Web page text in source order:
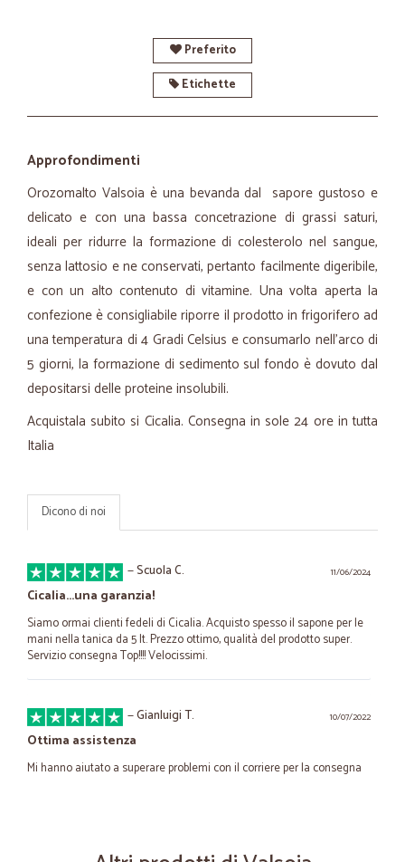
Preferito
Etichette
Approfondimenti
Orozomalto Valsoia è una bevanda dal sapore gustoso e
delicato e con una bassa concetrazione di grassi saturi,
ideali per ridurre la formazione di colesterolo nel sangue,
senza lattosio e ne conservati, pertanto facilmente digeribile,
e con un alto contenuto di vitamine. Una volta aperta la
confezione è consigliabile riporre il prodotto in frigorifero ad
una temperatura di 4 Gradi Celsius e consumarlo nell'arco di
5 giorni, la formazione di sedimento sul fondo è dovuto dal
depositarsi delle proteine insolubili.
Acquistala subito si Cicalia. Consegna in sole 24 ore in tutta
Italia
Dicono di noi
11/06/2024
—Scuola C.
Cicalia...una garanzia!
Siamo ormai clienti fedeli di Cicalia. Acquisto spesso il sapone per le
mani nella tanica da 5 lt. Prezzo ottimo, qualità del prodotto super.
Servizio consegna Top!!!! Velocissimi.
10/07/2022
—Gianluigi T.
Ottima assistenza
Mi hanno aiutato a superare problemi con il corriere per la consegna
Salve a tutti